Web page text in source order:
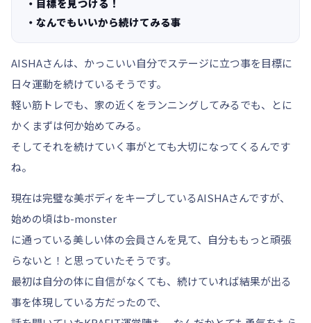
・目標を見つける！
・なんでもいいから続けてみる事
AISHAさんは、かっこいい自分でステージに立つ事を目標に
日々運動を続けているそうです。
軽い筋トレでも、家の近くをランニングしてみるでも、とに
かくまずは何か始めてみる。
そしてそれを続けていく事がとても大切になってくるんです
ね。
現在は完璧な美ボディをキープしているAISHAさんですが、
始めの頃はb-monster
に通っている美しい体の会員さんを見て、自分ももっと頑張
らないと！と思っていたそうです。
最初は自分の体に自信がなくても、続けていれば結果が出る
事を体現している方だったので、